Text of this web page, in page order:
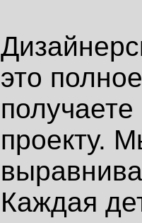
это
проекту.
Каждая